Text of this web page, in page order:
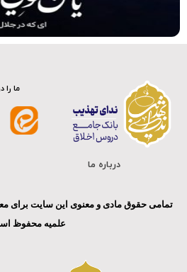
ما را
درباره ما
تمامی حقوق مادی و معنوی این سایت برای
علمیه محفوظ